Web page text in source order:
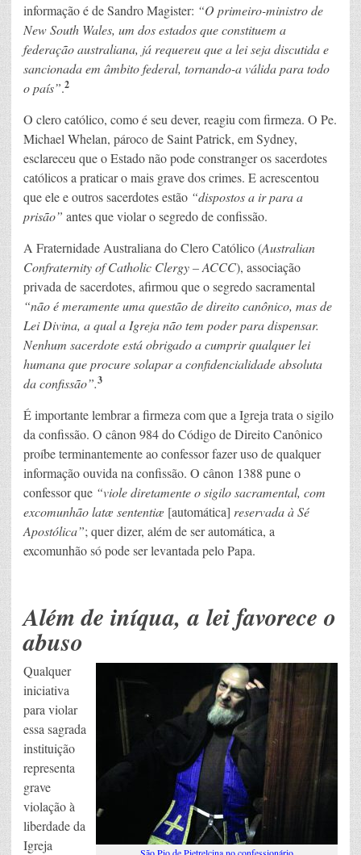
informação é de Sandro Magister: “O primeiro-ministro de
New South Wales, um dos estados que constituem a
federação australiana, já requereu que a lei seja discutida e
sancionada em âmbito federal, tornando-a válida para todo
o país”.2
O clero católico, como é seu dever, reagiu com firmeza. O Pe.
Michael Whelan, pároco de Saint Patrick, em Sydney,
esclareceu que o Estado não pode constranger os sacerdotes
católicos a praticar o mais grave dos crimes. E acrescentou
que ele e outros sacerdotes estão “dispostos a ir para a
prisão” antes que violar o segredo de confissão.
A Fraternidade Australiana do Clero Católico (Australian
Confraternity of Catholic Clergy – ACCC), associação
privada de sacerdotes, afirmou que o segredo sacramental
“não é meramente uma questão de direito canônico, mas de
Lei Divina, a qual a Igreja não tem poder para dispensar.
Nenhum sacerdote está obrigado a cumprir qualquer lei
humana que procure solapar a confidencialidade absoluta
da confissão”.3
É importante lembrar a firmeza com que a Igreja trata o sigilo
da confissão. O cânon 984 do Código de Direito Canônico
proíbe terminantemente ao confessor fazer uso de qualquer
informação ouvida na confissão. O cânon 1388 pune o
confessor que “viole diretamente o sigilo sacramental, com
excomunhão latæ sententiæ [automática] reservada à Sé
Apostólica”; quer dizer, além de ser automática, a
excomunhão só pode ser levantada pelo Papa.
Além de iníqua, a lei favorece o
abuso
Qualquer
iniciativa
para violar
essa sagrada
instituição
representa
grave
violação à
liberdade da
Igreja